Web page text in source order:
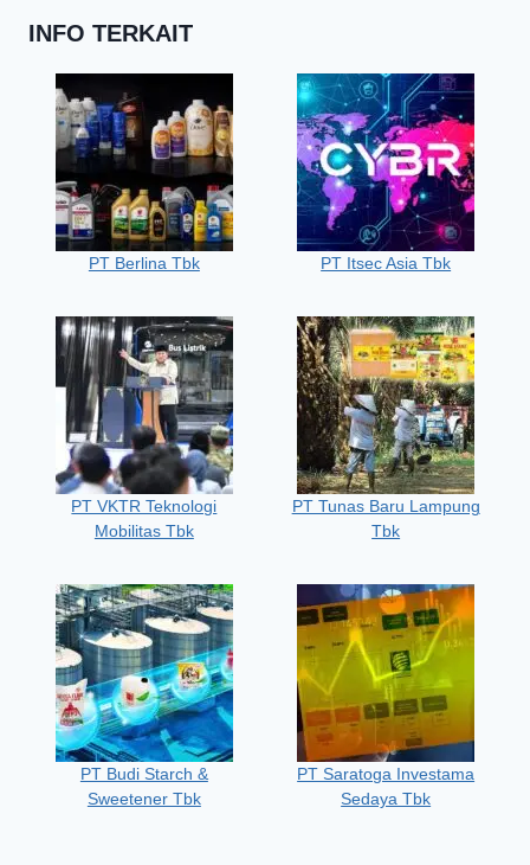
INFO TERKAIT
PT Berlina Tbk PT Itsec Asia Tbk
PT VKTR Teknologi
Mobilitas Tbk
PT Tunas Baru Lampung
Tbk
PT Budi Starch &
Sweetener Tbk
PT Saratoga Investama
Sedaya Tbk